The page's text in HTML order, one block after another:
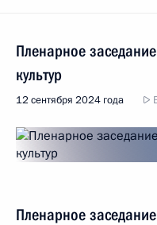
Пленарное
культур
12 сентября 2024 года
Пленарное